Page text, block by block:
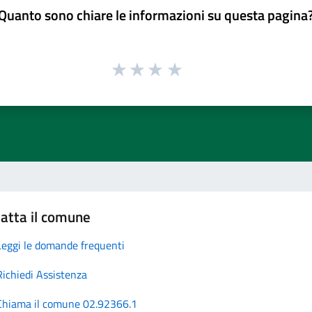
sono chiare le informazioni su questa
il comune
le domande frequenti
Assistenza
il comune 02.92366.1